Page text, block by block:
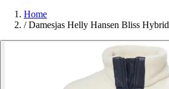
Home
/ Damesjas Helly Hansen Bliss Hybrid